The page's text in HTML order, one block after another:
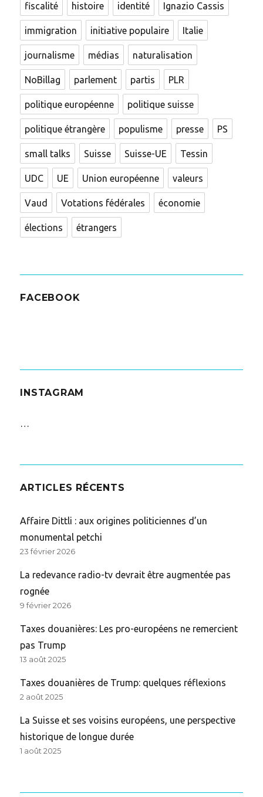
fiscalité histoire identité Ignazio Cassis
immigration initiative populaire Italie
journalisme médias naturalisation
NoBillag parlement partis PLR
politique européenne politique suisse
politique étrangère populisme presse PS
small talks Suisse Suisse-UE Tessin
UDC UE Union européenne valeurs
Vaud Votations fédérales économie
élections étrangers
FACEBOOK
INSTAGRAM
…
ARTICLES RÉCENTS
Affaire Dittli : aux origines politiciennes d’un
monumental petchi
23 février 2026
La redevance radio-tv devrait être augmentée pas
rognée
9 février 2026
Taxes douanières: Les pro-européens ne remercient
pas Trump
13 août 2025
Taxes douanières de Trump: quelques réflexions
2 août 2025
La Suisse et ses voisins européens, une perspective
historique de longue durée
1 août 2025